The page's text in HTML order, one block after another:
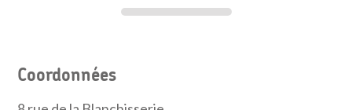
Coordonnées